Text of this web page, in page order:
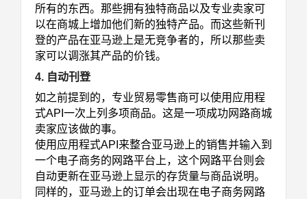
所有的东西。那些拥有独特商品以及专业卖家可
以在商城上增加他们新的独特产品。而这些新刊
登的产品在亚马逊上是无竞争者的，所以那些卖
家可以调涨其产品的价钱。
4. 自动刊登
如之前提到的，专业贸易零售商可以使用应用程
式API一次上列多项商品。这是一项成功网路商城
卖家应该做的事。
使用应用程式API来整合亚马逊上的销售并输入到
一个电子商务的网路平台上，这个网路平台则会
自动更新在亚马逊上显示的存货量与商品说明。
同样的，亚马逊上的订单会出现在电子商务网路